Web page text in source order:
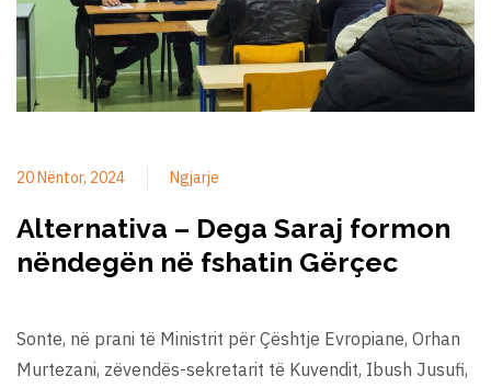
20 Nëntor, 2024 Ngjarje
Alternativa – Dega Saraj formon
nëndegën në fshatin Gërçec
Sonte, në prani të Ministrit për Çështje Evropiane, Orhan
Murtezani, zëvendës-sekretarit të Kuvendit, Ibush Jusufi,